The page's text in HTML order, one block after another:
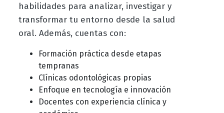
habilidades para analizar, investigar y
transformar tu entorno desde la salud
oral. Además, cuentas con:
Formación práctica desde etapas
tempranas
Clínicas odontológicas propias
Enfoque en tecnología e innovación
Docentes con experiencia clínica y